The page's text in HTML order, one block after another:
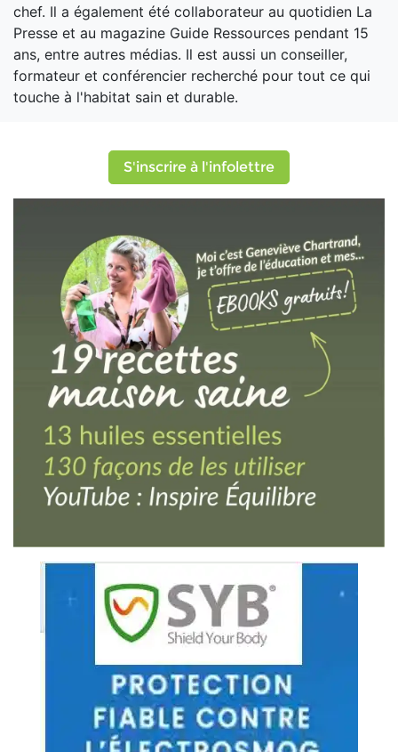
chef. Il a également été collaborateur au quotidien La
Presse et au magazine Guide Ressources pendant 15
ans, entre autres médias. Il est aussi un conseiller,
formateur et conférencier recherché pour tout ce qui
touche à l'habitat sain et durable.
S'inscrire à l'infolettre